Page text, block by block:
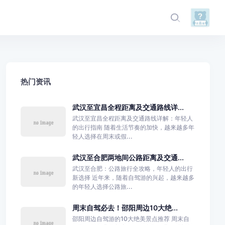
热门资讯
武汉至宜昌全程距离及交通路线详...
武汉至宜昌全程距离及交通路线详解：年轻人
的出行指南 随着生活节奏的加快，越来越多年
轻人选择在周末或假...
武汉至合肥两地间公路距离及交通...
武汉至合肥：公路旅行全攻略，年轻人的出行
新选择 近年来，随着自驾游的兴起，越来越多
的年轻人选择公路旅...
周末自驾必去！邵阳周边10大绝...
邵阳周边自驾游的10大绝美景点推荐 周末自